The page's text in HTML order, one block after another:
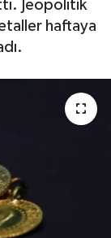
Jeopolitik
haftaya